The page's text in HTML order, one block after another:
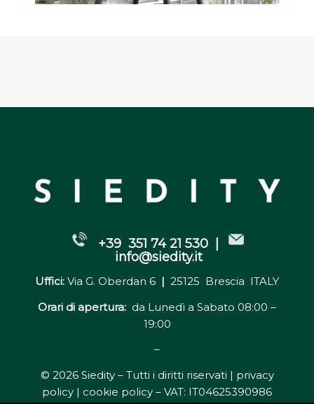
+39 351 74 21 530 |
info@siedity.it
Uffici: Via G. Oberdan 6 | 25125 Brescia ITALY
Orari di apertura: da Lunedì a Sabato 08:00 –
19:00
–
© 2026 Siedity – Tutti i diritti riservati | privacy
policy | cookie policy – VAT: IT04625390986